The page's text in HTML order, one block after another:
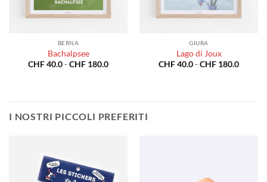
BERNA
Bachalpsee
CHF40.0-CHF 180.0Fascia
GIURA
Lago di Joux
CHF40.0-CHF 180.0Fascia
I NOSTRI PICCOLI PREFERITI